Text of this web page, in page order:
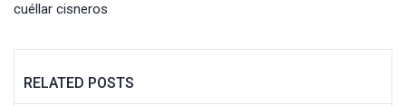
cuéllar cisneros
RELATED POSTS